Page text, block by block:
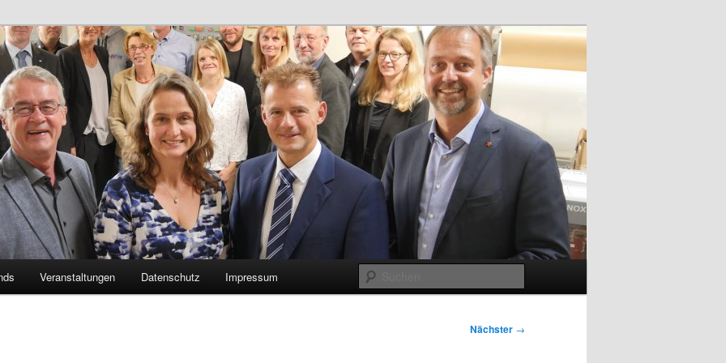
Bildungsnetzwerk des Kreises Lippe
Veranstaltungen Datenschutz Impressum
Nächster →